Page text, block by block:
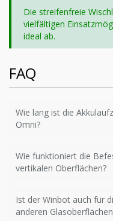
Die streifenfreie
vielfältigen
ideal ab.
FAQ
Wie lang ist die
Omni?
Wie funktioniert die
vertikalen Oberflächen?
Ist der Winbot auch für
anderen